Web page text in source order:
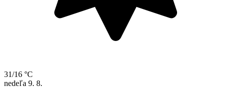
31/16 °C
nedeľa 9. 8.